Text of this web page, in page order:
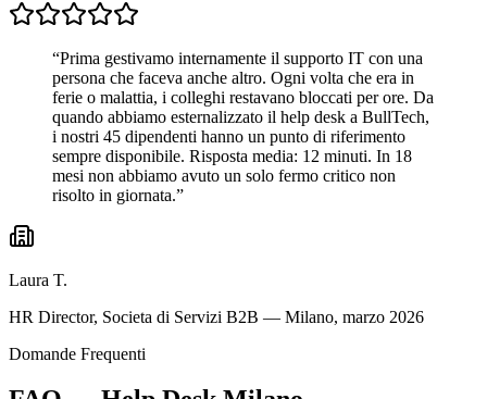
“Prima gestivamo internamente il supporto IT con una
persona che faceva anche altro. Ogni volta che era in
ferie o malattia, i colleghi restavano bloccati per ore. Da
quando abbiamo esternalizzato il help desk a BullTech,
i nostri 45 dipendenti hanno un punto di riferimento
sempre disponibile. Risposta media: 12 minuti. In 18
mesi non abbiamo avuto un solo fermo critico non
risolto in giornata.”
Laura T.
HR Director, Societa di Servizi B2B — Milano, marzo 2026
Domande Frequenti